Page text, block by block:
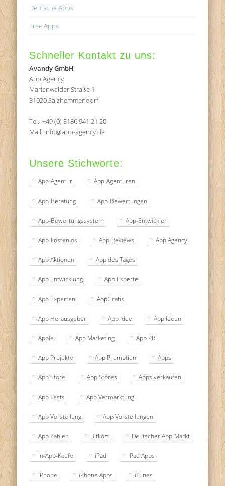
Deutsche Apps
Free Apps
Schneller Kontakt zu uns:
Avandy GmbH
App Agency
Marienwalder Straße 1
31020 Salzhemmendorf
Tel.: +49 (0) 5186 941 21 20
Mail: info@app-agency.de
Unsere Stichworte:
App-Agentur App-Agenturen
App-Beratung App-Bewertungen
App-Bewertungssystem App-Entwickler
App-kostenlos App-Reviews App Agency
App Aktionen App des Tages
App Entwicklung App Experte
App Experten AppGratis
App Herausgeber App Idee App Ideen
Apple App Marketing App PR
App Projekte App Promotion Apps
App Store App Stores Apps verkaufen
App Tests App Vermarktung
App Vorstellung App Vorstellungen
App Zahlen Bitkom Deutscher App-Markt
In-App-Käufe iPad iPad Apps
iPhone iPhone Apps iTunes